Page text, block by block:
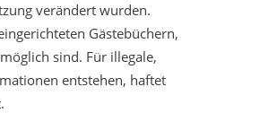
verändert wurden.
Gästebüchern,
sind. Für illegale,
entstehen, haftet